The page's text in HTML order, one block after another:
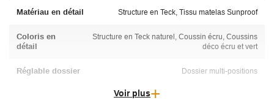
Matériau en détail Structure en Teck, Tissu matelas Sunproof
Coloris en
détail
Structure en Teck naturel, Coussin écru, Coussins
déco écru et vert
Réglable dossier Dossier multi-positions
Voir plus